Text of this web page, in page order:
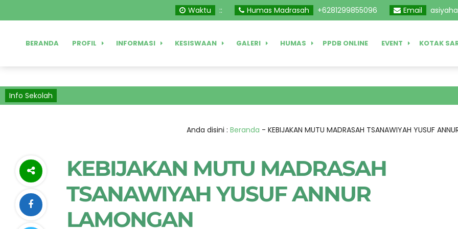
window.dataLayer = window.dataLayer || []; function gtag(){dataLayer.push(arguments);} gtag('js', new Date());gtag('config', 'G-
Waktu :: Humas Madrasah +6281299855096 Email
BERANDA PROFIL INFORMASI KESISWAAN GALERI HUMAS PPDB ONLINE EVENT KOTAK
Info Sekolah
Anda disini : Beranda - KEBIJAKAN MUTU MADRASAH TSANAWIYAH YUSUF
KEBIJAKAN MUTU MADRASAH
TSANAWIYAH YUSUF ANNUR
LAMONGAN